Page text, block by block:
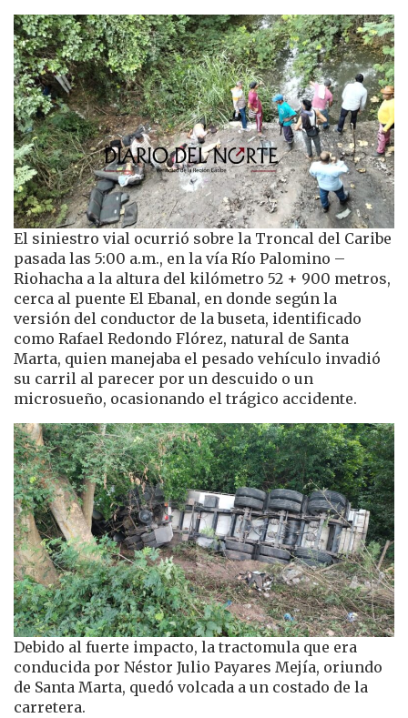
El siniestro vial ocurrió sobre la Troncal del Caribe
pasada las 5:00 a.m., en la vía Río Palomino –
Riohacha a la altura del kilómetro 52 + 900 metros,
cerca al puente El Ebanal, en donde según la
versión del conductor de la buseta, identificado
como Rafael Redondo Flórez, natural de Santa
Marta, quien manejaba el pesado vehículo invadió
su carril al parecer por un descuido o un
microsueño, ocasionando el trágico accidente.
Debido al fuerte impacto, la tractomula que era
conducida por Néstor Julio Payares Mejía, oriundo
de Santa Marta, quedó volcada a un costado de la
carretera.